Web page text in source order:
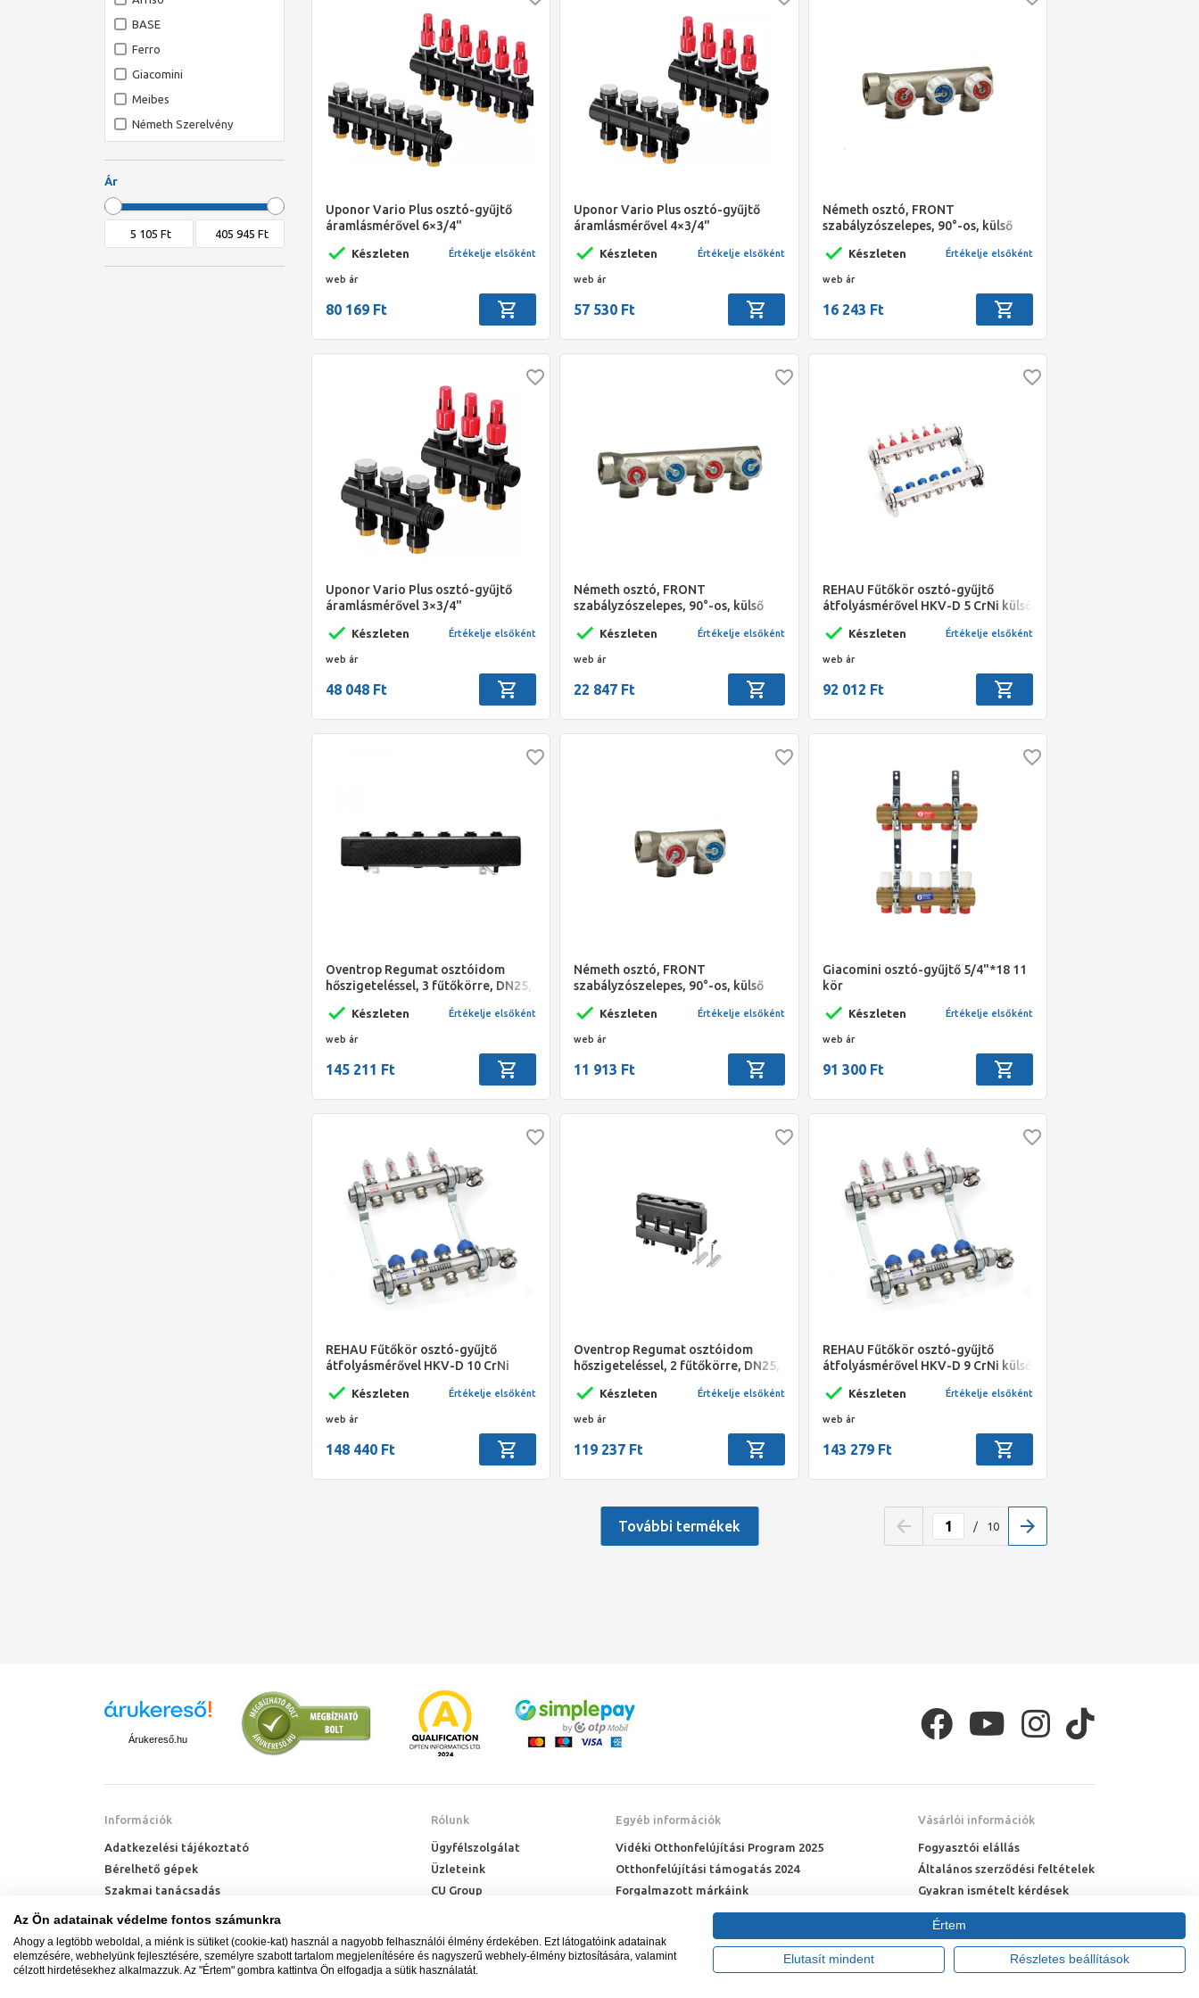
Uponor Vario Plus osztó-gyűjtő
áramlásmérővel 6×3/4"
Készleten Értékelje elsőként
web ár
80 169 Ft
Uponor Vario Plus osztó-gyűjtő
áramlásmérővel 4×3/4"
Készleten Értékelje elsőként
web ár
57 530 Ft
Németh osztó, FRONT
szabályzószelepes, 90°-os, külső
1" - 3 körös
Készleten Értékelje elsőként
web ár
16 243 Ft
Uponor Vario Plus osztó-gyűjtő
áramlásmérővel 3×3/4"
Készleten Értékelje elsőként
web ár
48 048 Ft
Németh osztó, FRONT
szabályzószelepes, 90°-os, külső
1" - 4 körös
Készleten Értékelje elsőként
web ár
22 847 Ft
REHAU Fűtőkör osztó-gyűjtő
átfolyásmérővel HKV-D 5 CrNi külső
13801501102)
Készleten Értékelje elsőként
web ár
92 012 Ft
Oventrop Regumat osztóidom
hőszigeteléssel, 3 fűtőkörre, DN25,
Készleten Értékelje elsőként
web ár
145 211 Ft
Németh osztó, FRONT
szabályzószelepes, 90°-os, külső
1" - 2 körös
Készleten Értékelje elsőként
web ár
11 913 Ft
Giacomini osztó-gyűjtő 5/4"*18 11
kör
Készleten Értékelje elsőként
web ár
91 300 Ft
REHAU Fűtőkör osztó-gyűjtő
átfolyásmérővel HKV-D 10 CrNi
13802001102)
Készleten Értékelje elsőként
web ár
148 440 Ft
Oventrop Regumat osztóidom
hőszigeteléssel, 2 fűtőkörre, DN25,
Készleten Értékelje elsőként
web ár
119 237 Ft
REHAU Fűtőkör osztó-gyűjtő
átfolyásmérővel HKV-D 9 CrNi külső
Készleten Értékelje elsőként
web ár
143 279 Ft
További termékek / 10
BASE
Ferro
Giacomini
Meibes
Németh Szerelvény
Uponor
VIEGA
Ár
Árukereső.hu
Információk
Adatkezelési tájékoztató
Bérelhető gépek
Szakmai tanácsadás
Technik Cool Pro hőszivattyú tájékoztató
Hőszivattyú kalkulátor
Rólunk
Ügyfélszolgálat
Üzleteink
CU Group
Egyéb információk
Vidéki Otthonfelújítási Program 2025
Otthonfelújítási támogatás 2024
Forgalmazott márkáink
Adatkezelési kérelem
Vásárlói információk
Fogyasztói elállás
Általános szerződési feltételek
Gyakran ismételt kérdések
Online rendelés menete
Fizetési feltételek
Az Ön adatainak védelme fontos számunkra
Ahogy a legtöbb weboldal, a miénk is sütiket (cookie-kat) használ a nagyobb felhasználói élmény érdekében. Ezt látogatóink adatainak
elemzésére, webhelyünk fejlesztésére, személyre szabott tartalom megjelenítésére és nagyszerű webhely-élmény biztosítására, valamint
célzott hirdetésekhez alkalmazzuk. Az "Értem" gombra kattintva Ön elfogadja a sütik használatát.
Értem
Elutasít mindent Részletes beállítások